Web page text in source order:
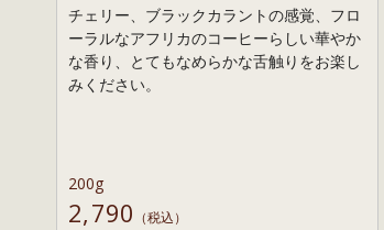
チェリー、ブラックカラントの感覚、フロ
ーラルなアフリカのコーヒーらしい華やか
な香り、とてもなめらかな舌触りをお楽し
みください。
200g
2,790 （税込）